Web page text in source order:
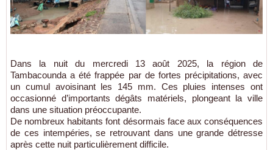
Dans la nuit du mercredi 13 août 2025, la région de
Tambacounda a été frappée par de fortes précipitations, avec
un cumul avoisinant les 145 mm. Ces pluies intenses ont
occasionné d’importants dégâts matériels, plongeant la ville
dans une situation préoccupante.
De nombreux habitants font désormais face aux conséquences
de ces intempéries, se retrouvant dans une grande détresse
après cette nuit particulièrement difficile.